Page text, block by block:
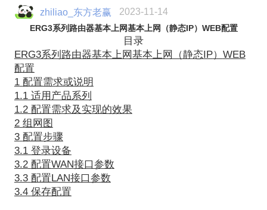
zhiliao_东方老赢 2023-11-14
ERG3系列路由器基本上网基本上网（静态IP） WEB配置
目录
ERG3系列路由器基本上网基本上网（静态IP） WEB
配置
1 配置需求或说明
1.1 适用产品系列
1.2 配置需求及实现的效果
2 组网图
3 配置步骤
3.1 登录设备
3.2 配置WAN接口参数
3.3 配置 LAN接口参数
3.4 保存配置